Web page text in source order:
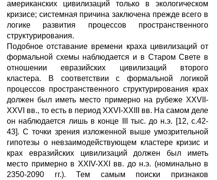
американских цивилизаций только в экологическом
кризисе; системная причина заключена прежде всего в
логике развития процессов пространственного
структурирования.
Подобное отставание времени краха цивилизаций от
формальной схемы наблюдается и в Старом Свете в
отношении евразийских цивилизаций второго
кластера. В соответствии с формальной логикой
процессов пространственного структурирования крах
должен был иметь место примерно на рубеже XXVII-
XXVI вв., то есть в период XXVI-XXIII вв. На самом деле
он наблюдается лишь в конце III тыс. до н.э. [12, с.42-
43]. С точки зрения изложенной выше умозрительной
гипотезы о невзаимодействующем кластере кризис и
крах евразийских цивилизаций должен был иметь
место примерно в XXIV-XXI вв. до н.э. (номинально в
2350-2090 гг.). Тем самым поиски признаков